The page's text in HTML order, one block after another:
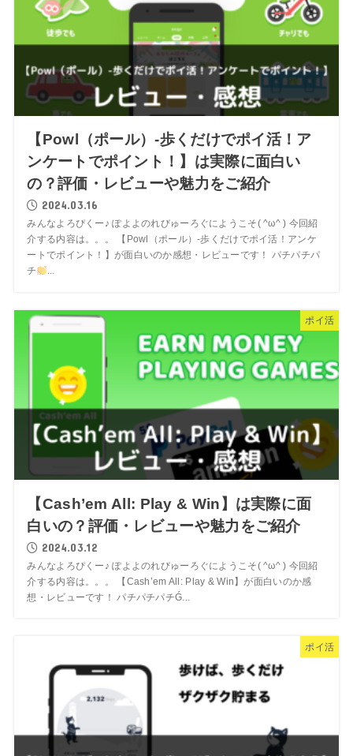
【Powl（ポール）-歩くだけでポイ活！ア
ンケートでポイント！】は実際に面白い
の？評価・レビューや魅力をご紹介
2024.03.16
みんなよろぴくー♪ ぽよよのれびゅーろぐにようこそ( ^ω^ ) 今回紹
介する内容は。。。 【Powl（ポール）-歩くだけでポイ活！アンケ
ートでポイント！】が面白いのか感想・レビューです！ パチパチパ
チ
ポイ活
【Cash’em All: Play & Win】は実際に面
白いの？評価・レビューや魅力をご紹介
2024.03.12
みんなよろぴくー♪ ぽよよのれびゅーろぐにようこそ( ^ω^ ) 今回紹
介する内容は。。。 【Cash’em All: Play & Win】が面白いのか感
想・レビューです！ パチパチパチǴ...
ポイ活